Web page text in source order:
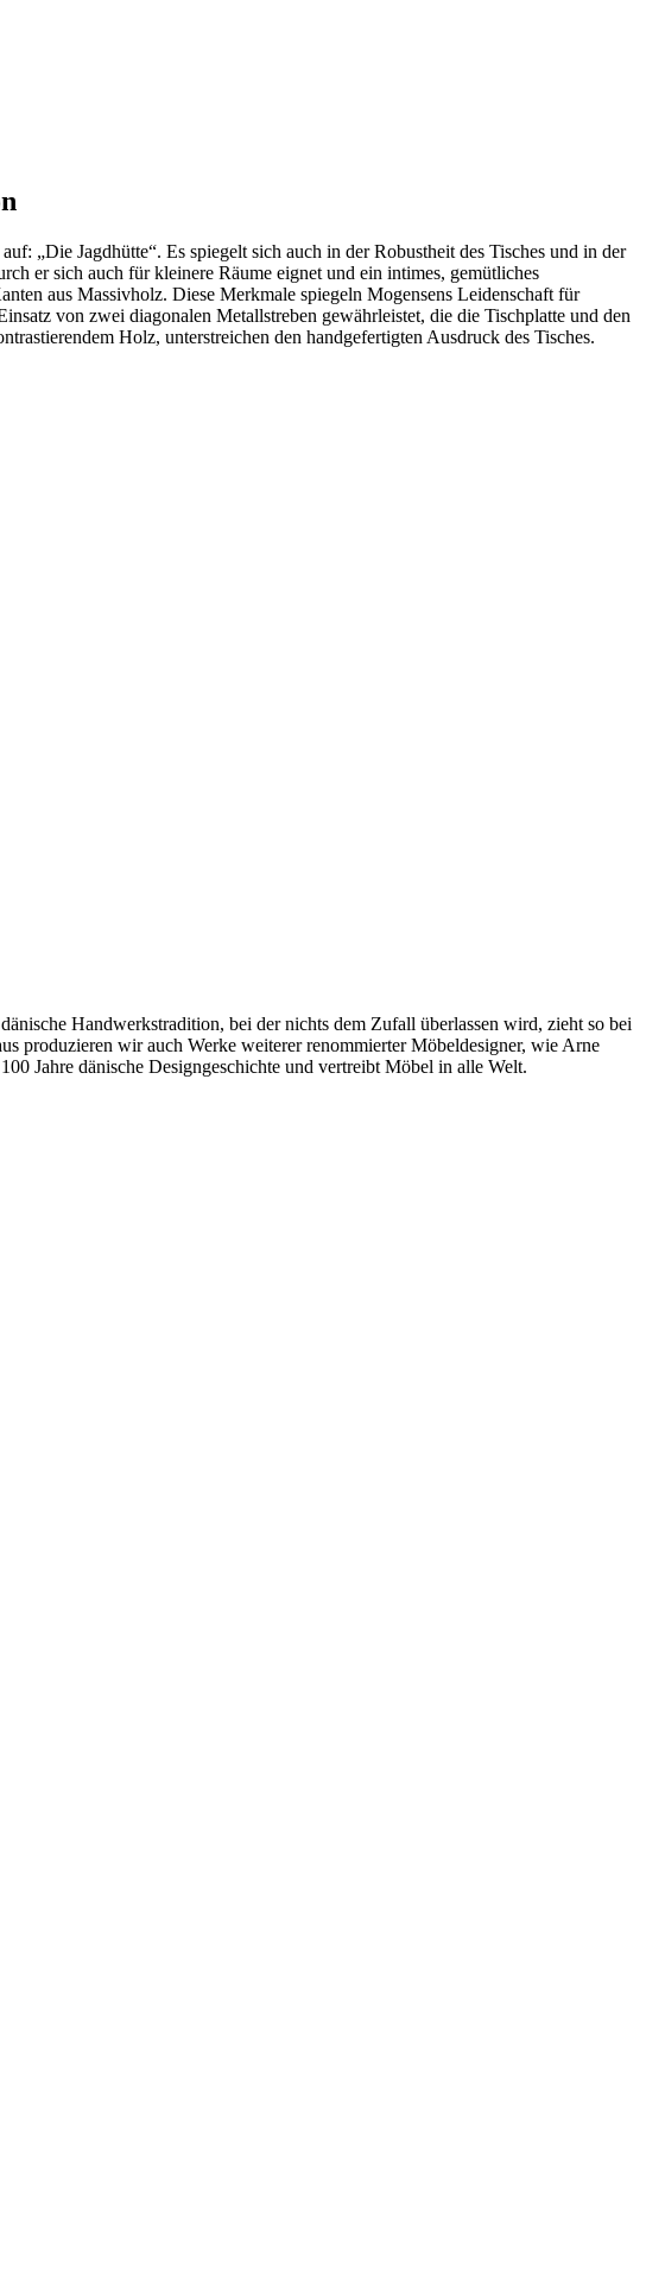
„Die Jagdhütte“. Es spiegelt sich auch in der Robustheit des Tisches und in der
er sich auch für kleinere Räume eignet und ein intimes, gemütliches
aus Massivholz. Diese Merkmale spiegeln Mogensens Leidenschaft für
von zwei diagonalen Metallstreben gewährleistet, die die Tischplatte und den
Holz, unterstreichen den handgefertigten Ausdruck des Tisches.
Handwerkstradition, bei der nichts dem Zufall überlassen wird, zieht so bei
produzieren wir auch Werke weiterer renommierter Möbeldesigner, wie Arne
Jahre dänische Designgeschichte und vertreibt Möbel in alle Welt.